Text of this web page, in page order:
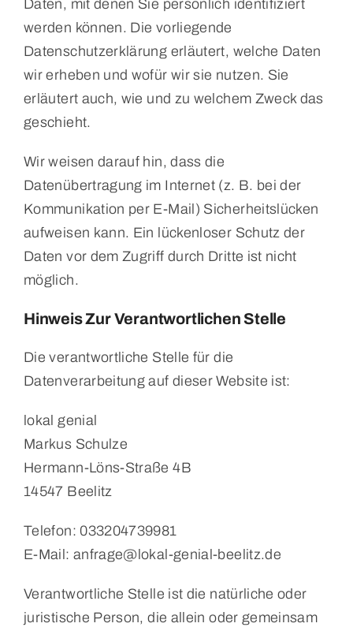
Daten, mit denen Sie persönlich identifiziert
werden können. Die vorliegende
Datenschutzerklärung erläutert, welche Daten
wir erheben und wofür wir sie nutzen. Sie
erläutert auch, wie und zu welchem Zweck das
geschieht.
Wir weisen darauf hin, dass die
Datenübertragung im Internet (z. B. bei der
Kommunikation per E-Mail) Sicherheitslücken
aufweisen kann. Ein lückenloser Schutz der
Daten vor dem Zugriff durch Dritte ist nicht
möglich.
Hinweis Zur Verantwortlichen Stelle
Die verantwortliche Stelle für die
Datenverarbeitung auf dieser Website ist:
lokal genial
Markus Schulze
Hermann-Löns-Straße 4B
14547 Beelitz
Telefon: 033204739981
E-Mail: anfrage@lokal-genial-beelitz.de
Verantwortliche Stelle ist die natürliche oder
juristische Person, die allein oder gemeinsam